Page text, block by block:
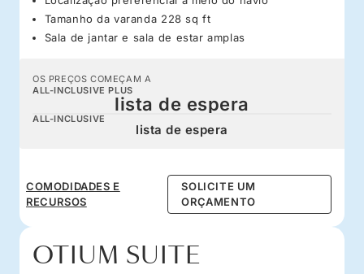
Tamanho da varanda 228 sq ft
Sala de jantar e sala de estar amplas
OS PREÇOS COMEÇAM A
ALL-INCLUSIVE PLUS
lista de espera
ALL-INCLUSIVE
lista de espera
COMODIDADES E
RECURSOS
SOLICITE UM
ORÇAMENTO
OTIUM SUITE